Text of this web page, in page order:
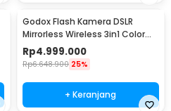
Godox Flash Kamera DSLR
Mirrorless Wireless 3in1 Color
2600mAh 300Ws - AD300Pro
Rp4.999.000
Rp6.648.900 25%
+ Keranjang